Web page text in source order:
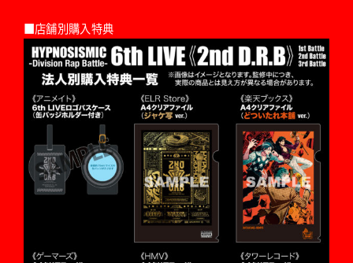
■店舗別購入特典